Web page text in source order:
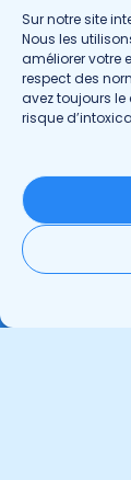
Sur notre site
Nous les
améliorer votre
respect des
avez toujours le
risque
Passionimo
Faites-nous
Politique de
©Copyright